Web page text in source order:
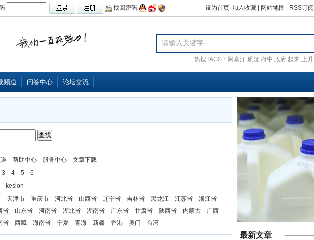
找回密码 设为首页 加入收藏 网站地图 RSS订阅
热搜TAGS： 阿富汗 质疑 府中 政府 起来 上升
频道 问答中心 论坛交流
帮助中心 服务中心
文章下载
3 4 5
6
kesion
天津市 重庆市 河北省 山西省 辽宁省 吉林省 黑龙江 江苏省
浙江省
省 山东省 河南省 湖北省 湖南省 广东省 甘肃省 陕西省 内蒙古
广西
省 西藏 海南省 宁夏 青海 新疆 香港 奥门 台湾
最新文章